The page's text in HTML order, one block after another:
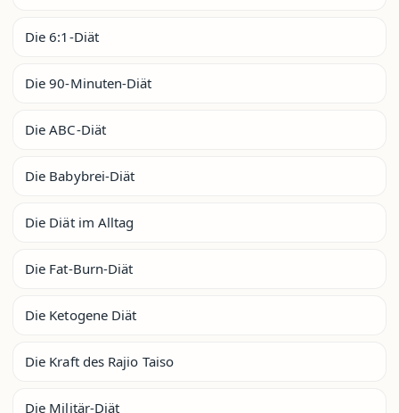
Die 6:1-Diät
Die 90-Minuten-Diät
Die ABC-Diät
Die Babybrei-Diät
Die Diät im Alltag
Die Fat-Burn-Diät
Die Ketogene Diät
Die Kraft des Rajio Taiso
Die Militär-Diät